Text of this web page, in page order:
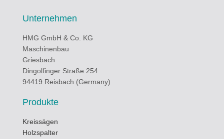
Unternehmen
HMG GmbH & Co. KG
Maschinenbau
Griesbach
Dingolfinger Straße 254
94419 Reisbach (Germany)
Produkte
Kreissägen
Holzspalter